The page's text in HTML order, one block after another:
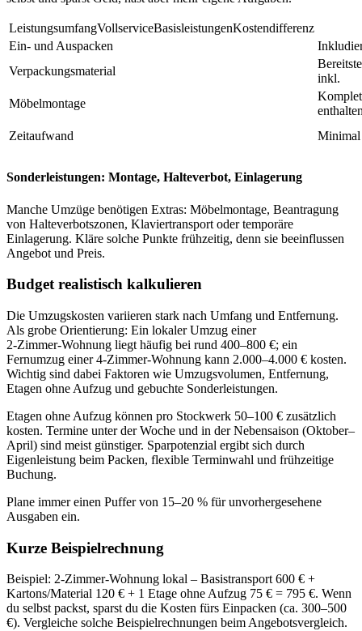
LeistungsumfangVollserviceBasisleistungenKostendifferenz
Ein- und Auspacken
Verpackungsmaterial
inkl.
Möbelmontage
Zeitaufwand
Minimal
Sonderleistungen: Montage, Halteverbot, Einlagerung
Manche Umzüge benötigen Extras: Möbelmontage, Beantragung
von Halteverbotszonen, Klaviertransport oder temporäre
Einlagerung. Kläre solche Punkte frühzeitig, denn sie beeinflussen
Angebot und Preis.
Budget realistisch kalkulieren
Die Umzugskosten variieren stark nach Umfang und Entfernung.
Als grobe Orientierung: Ein lokaler Umzug einer
2‑Zimmer‑Wohnung liegt häufig bei rund 400–800 €; ein
Fernumzug einer 4‑Zimmer‑Wohnung kann 2.000–4.000 € kosten.
Wichtig sind dabei Faktoren wie Umzugsvolumen, Entfernung,
Etagen ohne Aufzug und gebuchte Sonderleistungen.
Etagen ohne Aufzug können pro Stockwerk 50–100 € zusätzlich
kosten. Termine unter der Woche und in der Nebensaison (Oktober–
April) sind meist günstiger. Sparpotenzial ergibt sich durch
Eigenleistung beim Packen, flexible Terminwahl und frühzeitige
Buchung.
Plane immer einen Puffer von 15–20 % für unvorhergesehene
Ausgaben ein.
Kurze Beispielrechnung
Beispiel: 2‑Zimmer‑Wohnung lokal – Basistransport 600 € +
Kartons/Material 120 € + 1 Etage ohne Aufzug 75 € = 795 €. Wenn
du selbst packst, sparst du die Kosten fürs Einpacken (ca. 300–500
€). Vergleiche solche Beispielrechnungen beim Angebotsvergleich.